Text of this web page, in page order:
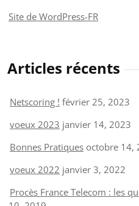
Site de WordPress-FR
Articles récents
Netscoring ! février 25, 2023
voeux 2023 janvier 14, 2023
Bonnes Pratiques octobre 14,
voeux 2022 janvier 3, 2022
Procès France Telecom : les